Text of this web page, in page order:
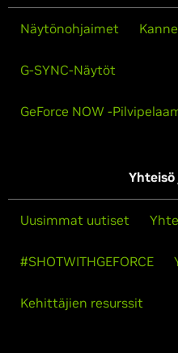
Näytönohjaimet
G-SYNC-Näytöt
GeForce NOW -
Uusimmat uutiset
#SHOTWITHGEFORCE
Kehittäjien resurssit